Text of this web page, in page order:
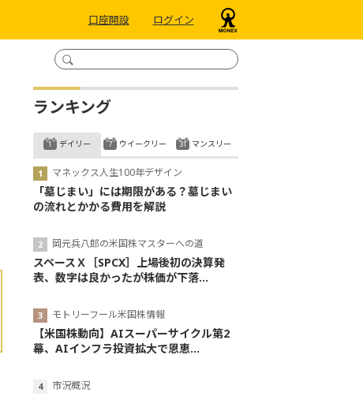
口座開設 ログイン
ランキング
デイリー
マネックス人生100年デザイン
「墓じまい」には期限がある？墓じまい
の流れとかかる費用を解説
岡元兵八郎の米国株マスターへの道
スペースＸ［SPCX］上場後初の決算発
表、数字は良かったが株価が下落...
モトリーフール米国株情報
【米国株動向】AIスーパーサイクル第2
幕、AIインフラ投資拡大で恩恵...
市況概況
ウイークリー マンスリー